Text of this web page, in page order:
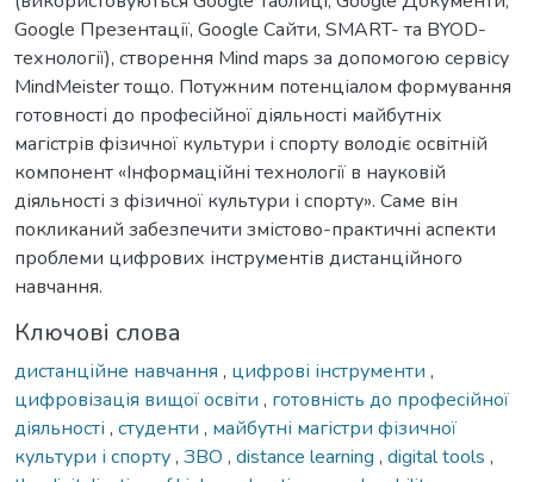
Google Презентації, Google Сайти, SMART- та BYOD-
технології), створення Mind maps за допомогою сервісу
MindMeister тощо. Потужним потенціалом формування
готовності до професійної діяльності майбутніх
магістрів фізичної культури і спорту володіє освітній
компонент «Інформаційні технології в науковій
діяльності з фізичної культури і спорту». Саме він
покликаний забезпечити змістово-практичні аспекти
проблеми цифрових інструментів дистанційного
навчання.
Ключові слова
дистанційне навчання , цифрові інструменти ,
цифровізація вищої освіти , готовність до професійної
діяльності , студенти , майбутні магістри фізичної
культури і спорту, ЗВО , distance learning , digital tools ,